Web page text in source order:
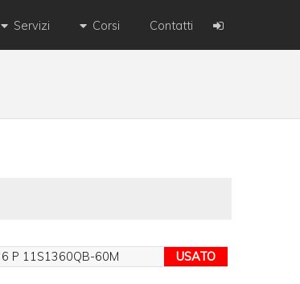
Servizi Corsi Contatti
P 11S1360QB-60M USATO